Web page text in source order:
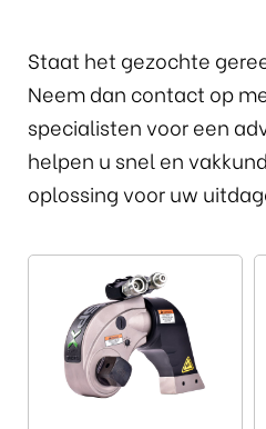
Staat het gezochte
Neem dan contact op
specialisten voor een
helpen u snel en
oplossing voor uw